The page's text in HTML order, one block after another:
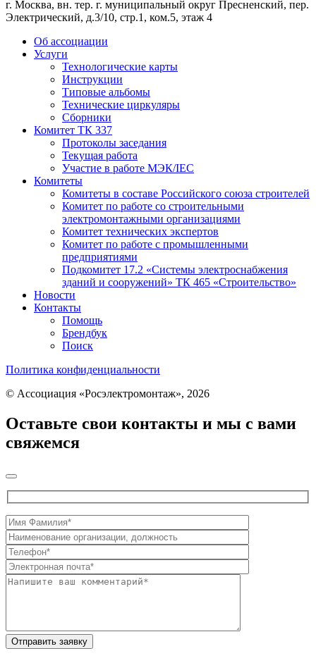
г. Москва, вн. тер. г. муниципальный округ Пресненский, пер.
Электрический, д.3/10, стр.1, ком.5, этаж 4
Об ассоциации
Услуги
Технологические карты
Инструкции
Типовые альбомы
Технические циркуляры
Сборники
Комитет ТК 337
Протоколы заседания
Текущая работа
Участие в работе МЭК/​IEC
Комитеты
Комитеты в составе Российского союза строителей
Комитет по работе со строительными
электромонтажными организациями
Комитет технических экспертов
Комитет по работе с промышленными
предприятиями
Подкомитет 17.2 «Системы электроснабжения
зданий и сооружений» ТК 465 «Строительство»
Новости
Контакты
Помощь
Брендбук
Поиск
Политика конфиденциальности
© Ассоциация «Росэлектромонтаж», 2026
Оставьте свои контакты и мы с вами
свяжемся